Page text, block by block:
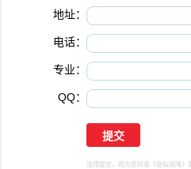
地址：
电话：
专业：
QQ：
选择提交，视为您同意 《隐私保障》